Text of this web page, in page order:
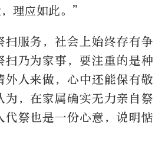
理应如此。”
扫服务，社会上始终存有争
扫乃为家事，要注重的是种
外人来做，心中还能保有敬
为，在家属确实无力亲自祭
代祭也是一份心意，说明惦